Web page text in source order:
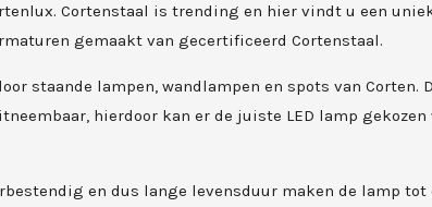
Cortenstaal is trending en hier vindt u een
gemaakt van gecertificeerd Cortenstaal.
staande lampen, wandlampen en spots van Corten.
hierdoor kan er de juiste LED lamp gekozen
en dus lange levensduur maken de lamp tot